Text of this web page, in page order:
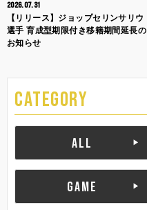
2026.07.31
【リリース】ジョップセリンサリウ
選手 育成型期限付き移籍期間延長の
お知らせ
CATEGORY
ALL
GAME